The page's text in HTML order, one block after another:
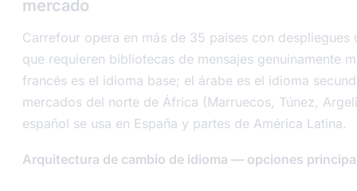
mercado
Carrefour opera en más de 35 países con despliegues
que requieren bibliotecas de mensajes genuinamente
francés es el idioma base; el árabe es el idioma
mercados del norte de África (Marruecos, Túnez,
español se usa en España y partes de América Latina.
Arquitectura de cambio de idioma — opciones